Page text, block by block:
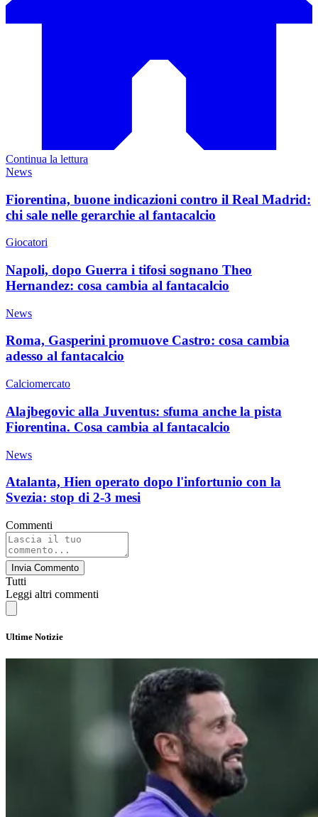
Continua la lettura
News
Fiorentina, buone indicazioni contro il Real Madrid:
chi sale nelle gerarchie al fantacalcio
Giocatori
Napoli, dopo Guerra i tifosi sognano Theo
Hernandez: cosa cambia al fantacalcio
News
Roma, Gasperini promuove Castro: cosa cambia
adesso al fantacalcio
Calciomercato
Alajbegovic alla Juventus: sfuma anche la pista
Fiorentina. Cosa cambia al fantacalcio
News
Atalanta, Hien operato dopo l'infortunio con la
Svezia: stop di 2-3 mesi
Commenti
Invia Commento
Tutti
Leggi altri commenti
Ultime Notizie